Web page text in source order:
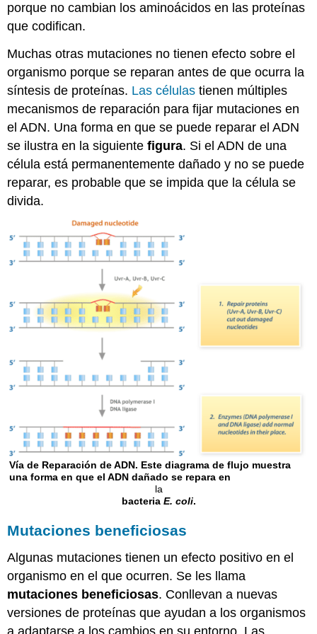
porque no cambian los aminoácidos en las proteínas
que codifican.
Muchas otras mutaciones no tienen efecto sobre el
organismo porque se reparan antes de que ocurra la
síntesis de proteínas. Las células tienen múltiples
mecanismos de reparación para fijar mutaciones en
el ADN. Una forma en que se puede reparar el ADN
se ilustra en la siguientefigura. Si el ADN de una
célula está permanentemente dañado y no se puede
reparar, es probable que se impida que la célula se
divida.
Vía de Reparación de ADN. Este diagrama de flujo muestra
una forma en que el ADN dañado se repara en
la
bacteria E. coli.
Mutaciones beneficiosas
Algunas mutaciones tienen un efecto positivo en el
organismo en el que ocurren. Se les llama
mutaciones beneficiosas. Conllevan a nuevas
versiones de proteínas que ayudan a los organismos